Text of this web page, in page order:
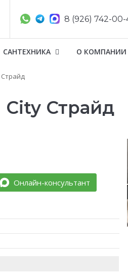
8 (926) 742-00-
САНТЕХНИКА О КОМПАНИИ
Страйд
City Страйд
Онлайн-консультант